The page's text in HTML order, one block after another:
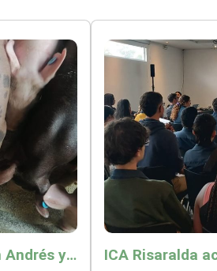
La OMSA reconoció a San Andrés y Providencia como zona libre de Peste Porcina Clásica (PPC)